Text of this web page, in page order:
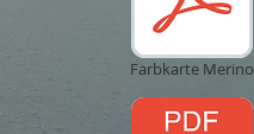
Farbkarte Merino